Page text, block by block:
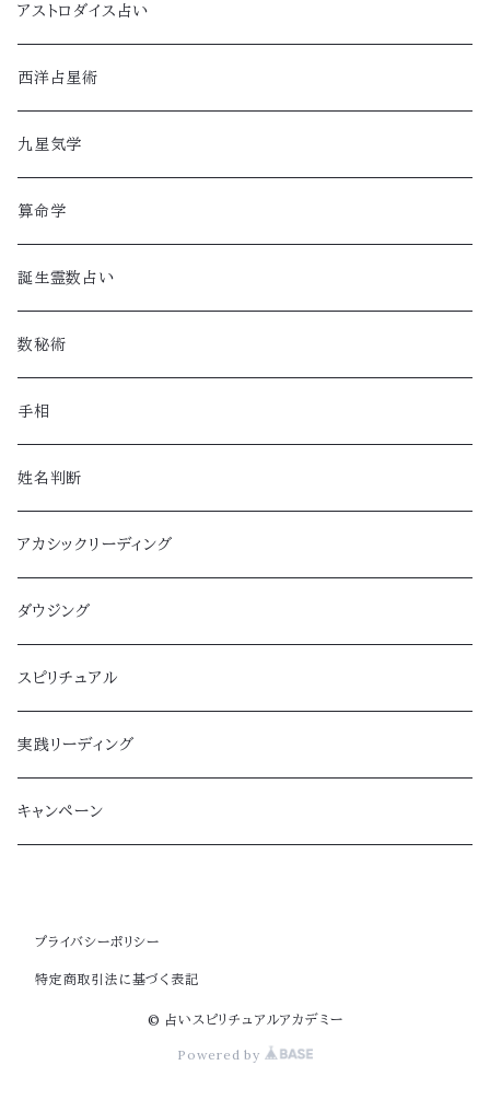
アストロダイス占い
西洋占星術
九星気学
算命学
誕生霊数占い
数秘術
手相
姓名判断
アカシックリーディング
ダウジング
スピリチュアル
実践リーディング
キャンペーン
プライバシーポリシー
特定商取引法に基づく表記
© 占いスピリチュアルアカデミー
Powered by